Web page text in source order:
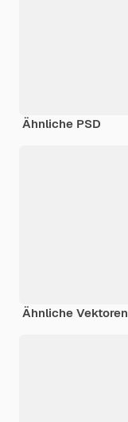
Ähnliche PSD
Ähnliche Vektoren